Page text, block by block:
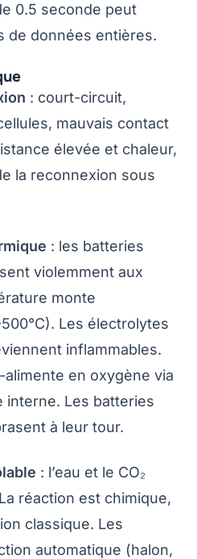
0.5 seconde peut
de données entières.
: court-circuit,
mauvais contact
élevée et chaleur,
la reconnexion sous
: les batteries
violemment aux
monte
Les électrolytes
inflammables.
alimente en oxygène via
interne. Les batteries
à leur tour.
: l’eau et le CO₂
réaction est chimique,
classique. Les
automatique (halon,